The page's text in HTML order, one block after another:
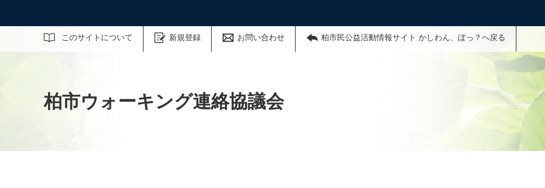
このサイトについて 新規登録 お問い合わせ 柏市民公益活動情報サイト かしわん、ぽっ？へ戻る
サイト内検索
柏市ウォーキング連絡協議会